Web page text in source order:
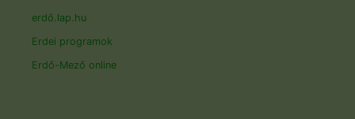
erdő.lap.hu
Erdei programok
Erdő-Mező online